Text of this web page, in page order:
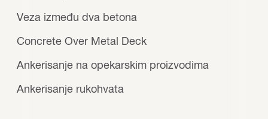
Veza između dva betona
Concrete Over Metal Deck
Ankerisanje na opekarskim proizvodima
Ankerisanje rukohvata